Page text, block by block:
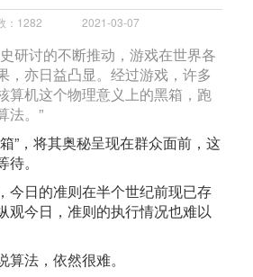
：1282 2021-03-07
研讨的不断推动，游戏在世界各
，亦日益凸显。经过游戏，许多
算机这个物理意义上的黑箱，跑
法。”
”，将其奥秘呈现在群众面前，这
。
今日的准则在半个世纪前现已存
观今日，准则的执行情况也难以
算法，依然很难。